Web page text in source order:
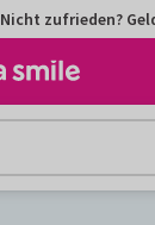
Nicht zufrieden?